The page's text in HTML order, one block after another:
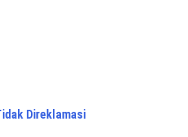
Direklamasi